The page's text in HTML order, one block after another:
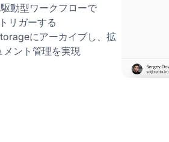
動型ワークフローで
リガーする
にアーカイブし、拡
ント管理を実現